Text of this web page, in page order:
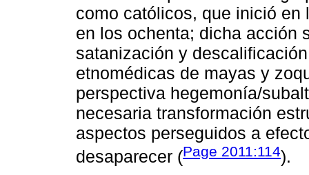
como católicos, que inició
en los ochenta; dicha acción
satanización y
etnomédicas de mayas y
perspectiva hegemonía/
necesaria transformación
aspectos perseguidos a
desaparecer (Page 2011:114).